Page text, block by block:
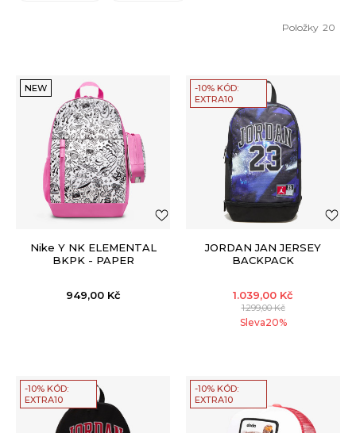
20
Položky
NEW
Nike Y NK ELEMENTAL
BKPK - PAPER
949,00 Kč
-10% KÓD:
EXTRA10
JORDAN JAN JERSEY
BACKPACK
1.039,00 Kč
1.299,00Kč
Sleva20%
-10% KÓD:
EXTRA10
-10% KÓD:
EXTRA10